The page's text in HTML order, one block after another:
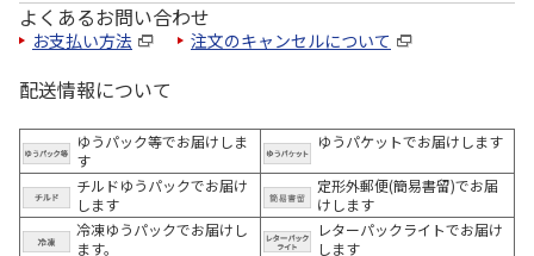
よくあるお問い合わせ
お支払い方法 注文のキャンセルについて
配送情報について
ゆうパック等でお届けしま
す
ゆうパケットでお届けします
チルドゆうパックでお届け
します
定形外郵便(簡易書留)でお届
けします
冷凍ゆうパックでお届けし
ます。
レターパックライトでお届け
します